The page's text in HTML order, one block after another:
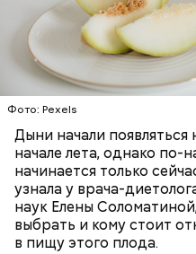
Фото: Pexels
Дыни начали появляться
начале лета, однако по-
начинается только
узнала у врача-
наук Елены
выбрать и кому стоит
в пищу этого плода.
слизистые оболочки
бета-каротин
лютеин и зеаксантин
отлично
калий — оказывает
поддерживает
систему и
магний — помогает
спазмироваться.
ЗДОРОВЬЕ
ОВОЩИ
ЛЕТО
По мнению
достаточно включать
раз в месяц. В